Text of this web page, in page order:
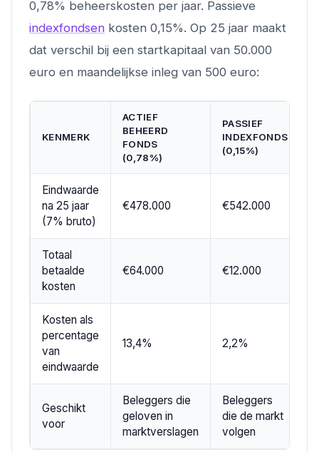
0,78% beheerskosten per jaar. Passieve
indexfondsen kosten 0,15%. Op 25 jaar maakt
dat verschil bij een startkapitaal van 50.000
euro en maandelijkse inleg van 500 euro:
KENMERK
ACTIEF
BEHEERD
FONDS
(0,78%)
PASSIEF
INDEXFONDS
(0,15%)
Eindwaarde
na 25 jaar
(7% bruto)
€478.000 €542.000
Totaal
betaalde
kosten
€64.000 €12.000
Kosten als
percentage
van
eindwaarde
13,4% 2,2%
Geschikt
voor
Beleggers die
geloven in
marktverslagen
Beleggers
die de markt
volgen